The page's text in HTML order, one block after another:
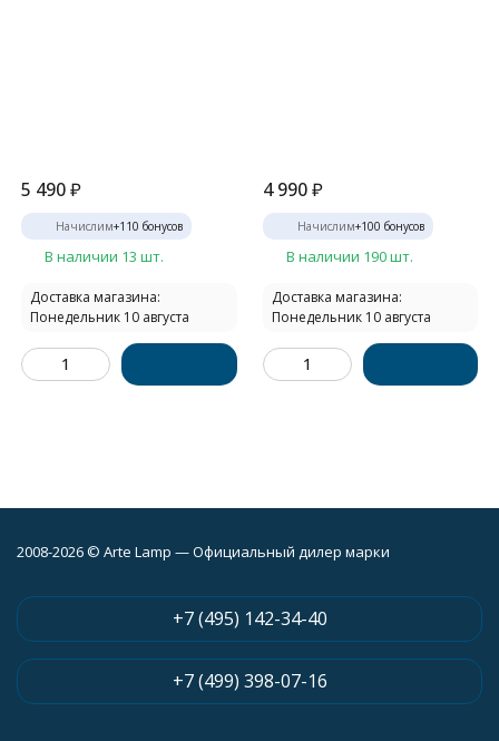
5 490₽
Начислим+110 бонусов
В наличии 13 шт.
Доставка магазина:
Понедельник 10 августа
4 990 ₽
Начислим+100 бонусов
В наличии 190 шт.
Доставка магазина:
Понедельник 10 августа
2008-2026 © Arte Lamp — Официальный дилер марки
+7 (495) 142-34-40
+7 (499) 398-07-16